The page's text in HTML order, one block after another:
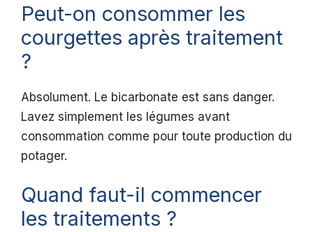
Peut-on consommer les
courgettes après traitement
?
Absolument. Le bicarbonate est sans danger.
Lavez simplement les légumes avant
consommation comme pour toute production du
potager.
Quand faut-il commencer
les traitements ?